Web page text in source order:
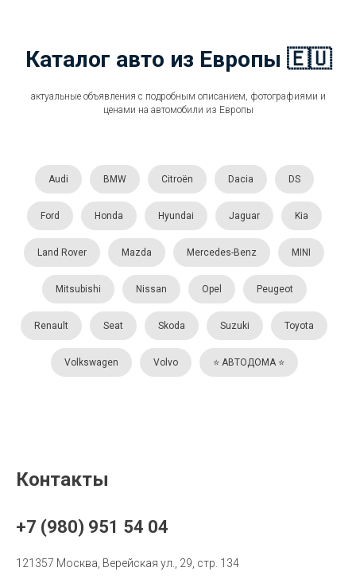
Каталог авто из Европы 🇪🇺
актуальные объявления с подробным описанием, фотографиями и
ценами на автомобили из Европы
Audi BMW Citroën Dacia DS
Ford Honda Hyundai Jaguar Kia
Land Rover Mazda Mercedes-Benz MINI
Mitsubishi Nissan Opel Peugeot
Renault Seat Skoda Suzuki Toyota
Volkswagen Volvo ⭐️ АВТОДОМА ⭐️
Контакты
+7 (980) 951 54 04
121357 Москва, Верейская ул., 29, стр. 134